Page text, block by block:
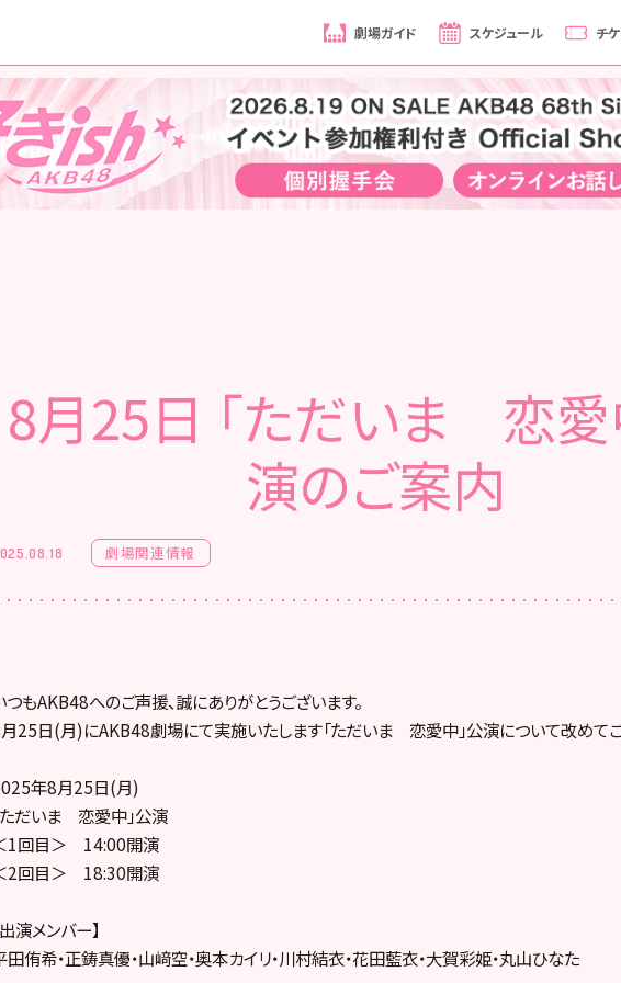
劇場ガイド スケジュール チ
8月25日 「ただいま 恋愛
演のご案内
劇場関連情報
つもAKB48へのご声援、誠にありがとうございます。
25日(月)にAKB48劇場にて実施いたします「ただいま 恋愛中」公演について改めてご
年8月25日(月)
ただいま 恋愛中」公演
1回目＞ 14:00開演
2回目＞ 18:30開演
出演メンバー】
田侑希・正鋳真優・山﨑空・奥本カイリ・川村結衣・花田藍衣・大賀彩姫・丸山ひなた